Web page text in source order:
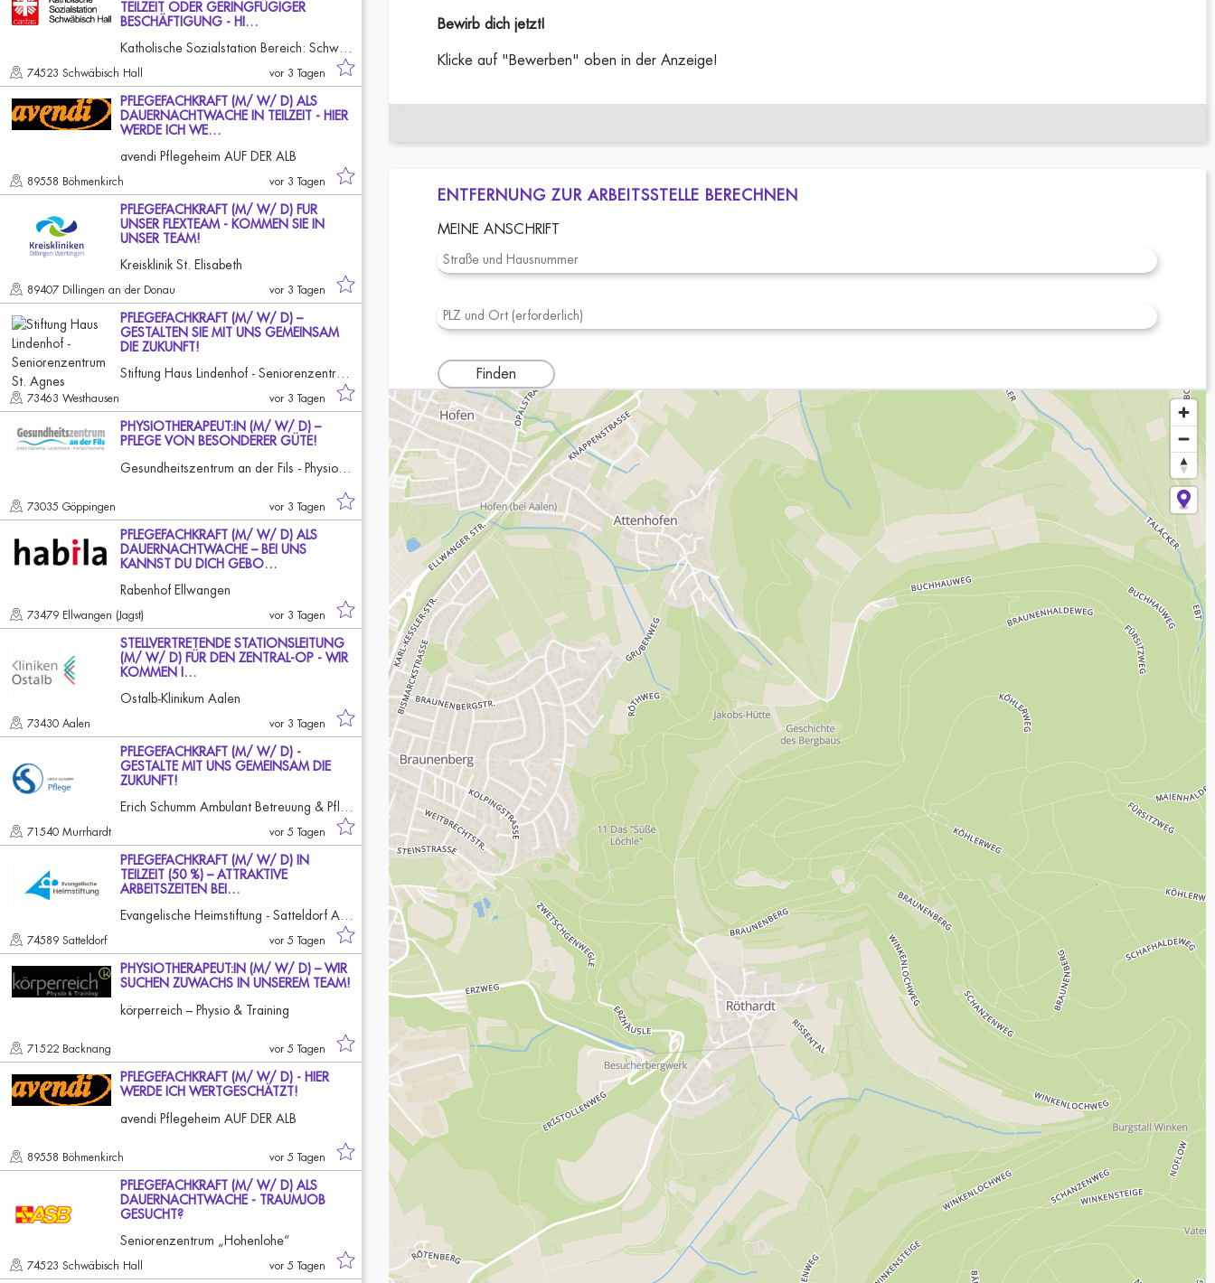
TEILZEIT ODER GERINGFÜGIGER
BESCHÄFTIGUNG - HI…
74523 Schwäbisch Hall vor 3 Tagen
PFLEGEFACHKRAFT (M/ W/ D) ALS
DAUERNACHTWACHE IN TEILZEIT - HIER
WERDE ICH WE…
avendi Pflegeheim AUF DER ALB
89558 Böhmenkirch vor 3 Tagen
PFLEGEFACHKRAFT (M/ W/ D) FÜR
UNSER FLEXTEAM - KOMMEN SIE IN
UNSER TEAM!
Kreisklinik St. Elisabeth
89407 Dillingen an der Donau vor 3 Tagen
PFLEGEFACHKRAFT (M/ W/ D) –
GESTALTEN SIE MIT UNS GEMEINSAM
DIE ZUKUNFT!
73463 Westhausen vor 3 Tagen
PHYSIOTHERAPEUT:IN (M/ W/ D) –
PFLEGE VON BESONDERER GÜTE!
73035 Göppingen vor 3 Tagen
PFLEGEFACHKRAFT (M/ W/ D) ALS
DAUERNACHTWACHE – BEI UNS
KANNST DU DICH GEBO…
Rabenhof Ellwangen
73479 Ellwangen (Jagst) vor 3 Tagen
STELLVERTRETENDE STATIONSLEITUNG
(M/ W/ D) FÜR DEN ZENTRAL-OP - WIR
KOMMEN I…
Ostalb-Klinikum Aalen
73430 Aalen vor 3 Tagen
PFLEGEFACHKRAFT (M/ W/ D) -
GESTALTE MIT UNS GEMEINSAM DIE
ZUKUNFT!
71540 Murrhardt vor 5 Tagen
PFLEGEFACHKRAFT (M/ W/ D) IN
TEILZEIT (50 %) – ATTRAKTIVE
ARBEITSZEITEN BEI…
74589 Satteldorf vor 5 Tagen
PHYSIOTHERAPEUT:IN (M/ W/ D) – WIR
SUCHEN ZUWACHS IN UNSEREM TEAM!
körperreich – Physio & Training
71522 Backnang vor 5 Tagen
PFLEGEFACHKRAFT (M/ W/ D) - HIER
WERDE ICH WERTGESCHÄTZT!
avendi Pflegeheim AUF DER ALB
89558 Böhmenkirch vor 5 Tagen
PFLEGEFACHKRAFT (M/ W/ D) ALS
DAUERNACHTWACHE - TRAUMJOB
GESUCHT?
Seniorenzentrum „Hohenlohe“
74523 Schwäbisch Hall vor 5 Tagen
Bewirb dich jetzt!
Klicke auf "Bewerben" oben in der Anzeige!
ENTFERNUNG ZUR ARBEITSSTELLE BERECHNEN
MEINE ANSCHRIFT
Finden